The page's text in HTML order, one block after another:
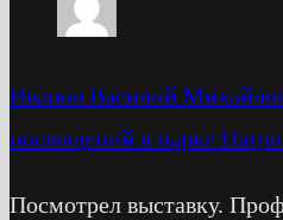
Иванов Василий
посвящений в парке
Посмотрел выставку.